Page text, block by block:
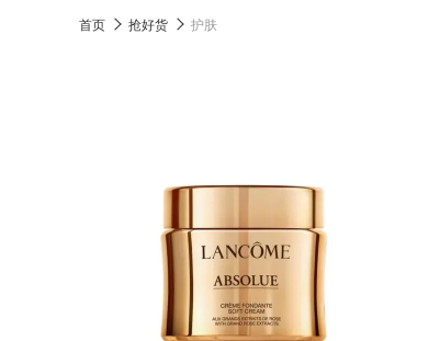
首页 抢好货 护肤